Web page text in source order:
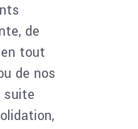
de
tout
de nos
suite